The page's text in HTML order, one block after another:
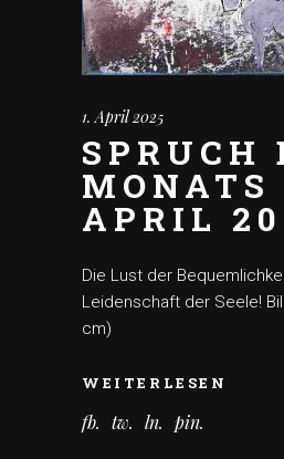
1. April 2025
SPRUCH
MONATS
APRIL
Die Lust der
Leidenschaft der Seele!
cm)
WEITERLESEN
fb tw ln pin